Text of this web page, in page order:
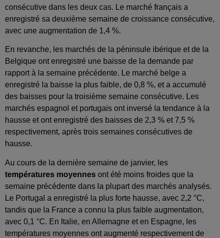
consécutive dans les deux cas. Le marché français a
enregistré sa deuxième semaine de croissance consécutive,
avec une augmentation de 1,4 %.
En revanche, les marchés de la péninsule ibérique et de la
Belgique ont enregistré une baisse de la demande par
rapport à la semaine précédente. Le marché belge a
enregistré la baisse la plus faible, de 0,8 %, et a accumulé
des baisses pour la troisième semaine consécutive. Les
marchés espagnol et portugais ont inversé la tendance à la
hausse et ont enregistré des baisses de 2,3 % et 7,5 %
respectivement, après trois semaines consécutives de
hausse.
Au cours de la dernière semaine de janvier, les
températures moyennes ont été moins froides que la
semaine précédente dans la plupart des marchés analysés.
Le Portugal a enregistré la plus forte hausse, avec 2,2 °C,
tandis que la France a connu la plus faible augmentation,
avec 0,1 °C. En Italie, en Allemagne et en Espagne, les
températures moyennes ont augmenté respectivement de